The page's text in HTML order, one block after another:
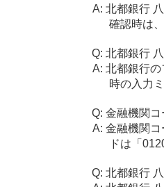
北都銀行
確認時は
北都銀行
北都銀行の
時の入力
金融機関コ
金融機関
ドは「
北都銀行